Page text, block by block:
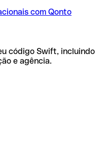
com Qonto
código Swift, incluindo
e agência.